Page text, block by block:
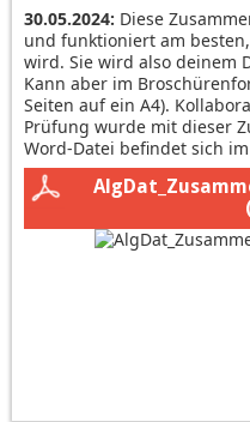
30.05.2024: Diese
und funktioniert am
wird. Sie wird also deinem
Kann aber im
Seiten auf ein A4).
Prüfung wurde mit dieser
Word-Datei befindet sich